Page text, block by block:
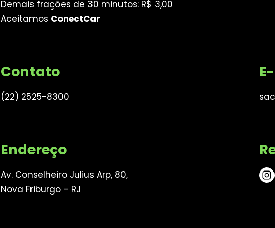
Demais frações de 30 minutos: R$ 3,00
Aceitamos ConectCar
Contato
(22) 2525-8300
Endereço
Av. Conselheiro Julius Arp, 80,
Nova Friburgo - RJ